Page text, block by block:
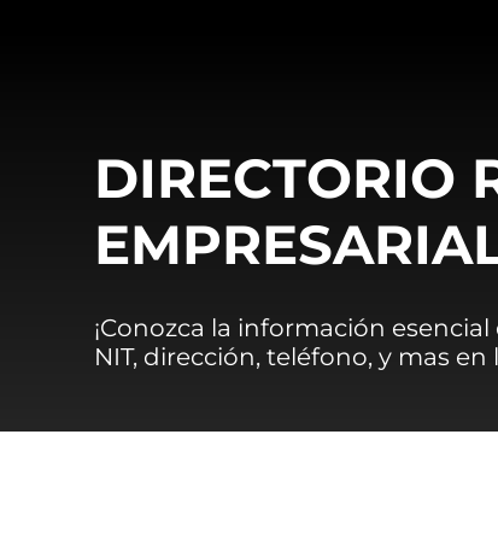
DIRECTORIO
¡Conozca la información
NIT, dirección, teléfono, y mas